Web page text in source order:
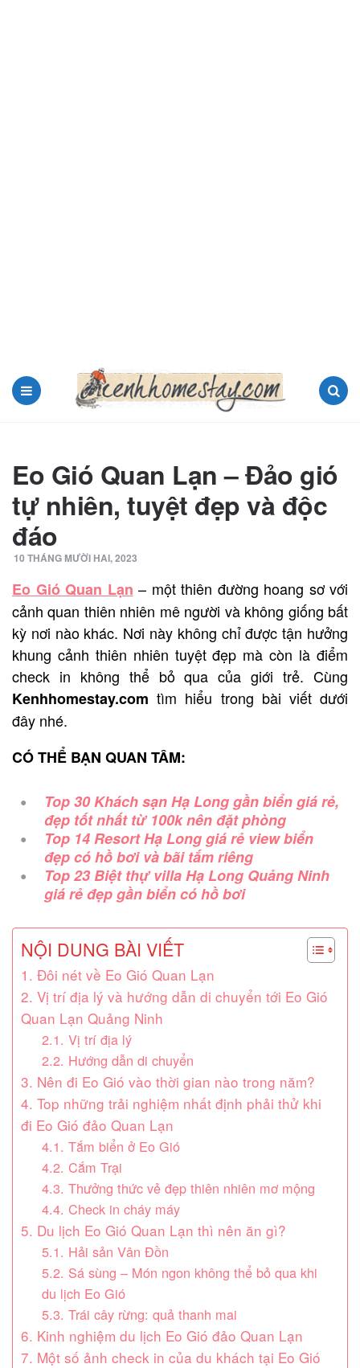
Eo Gió Quan Lạn – Đảo gió
tự nhiên, tuyệt đẹp và độc
đáo
10 THÁNG MƯỜI HAI, 2023
Eo Gió Quan Lạn – một thiên đường hoang sơ với
cảnh quan thiên nhiên mê người và không giống bất
kỳ nơi nào khác. Nơi này không chỉ được tận hưởng
khung cảnh thiên nhiên tuyệt đẹp mà còn là điểm
check in không thể bỏ qua của giới trẻ. Cùng
Kenhhomestay.comtìm hiểu trong bài viết dưới
đây nhé.
CÓ THỂ BẠN QUAN TÂM:
Top 30 Khách sạn Hạ Long gần biển giá rẻ,
đẹp tốt nhất từ 100k nên đặt phòng
Top 14 Resort Hạ Long giá rẻ view biển
đẹp có hồ bơi và bãi tắm riêng
Top 23 Biệt thự villa Hạ Long Quảng Ninh
giá rẻ đẹp gần biển có hồ bơi
NỘI DUNG BÀI VIẾT
1. Đôi nét về Eo Gió Quan Lạn
2. Vị trí địa lý và hướng dẫn di chuyển tới Eo Gió
Quan Lạn Quảng Ninh
2.1. Vị trí địa lý
2.2. Hướng dẫn di chuyển
3. Nên đi Eo Gió vào thời gian nào trong năm?
4. Top những trải nghiệm nhất định phải thử khi
đi Eo Gió đảo Quan Lạn
4.1. Tắm biển ở Eo Gió
4.2. Cắm Trại
4.3. Thưởng thức vẻ đẹp thiên nhiên mơ mộng
4.4. Check in cháy máy
5. Du lịch Eo Gió Quan Lạn thì nên ăn gì?
5.1. Hải sản Vân Đồn
5.2. Sá sùng – Món ngon không thể bỏ qua khi
du lịch Eo Gió
5.3. Trái cây rừng: quả thanh mai
6. Kinh nghiệm du lịch Eo Gió đảo Quan Lạn
7. Một số ảnh check in của du khách tại Eo Gió